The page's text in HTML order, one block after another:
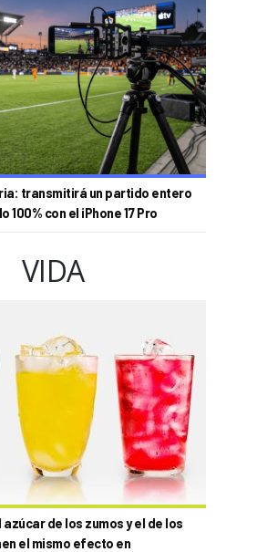
transmitirá un partido entero
100% con el iPhone 17 Pro
VIDA
de los zumos y el de los
el mismo efecto en